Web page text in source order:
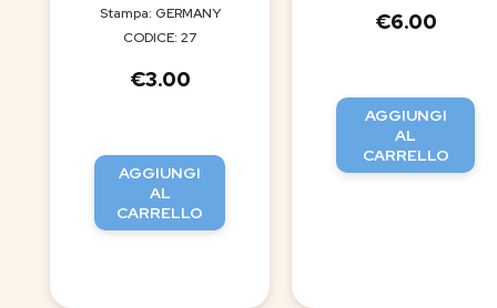
Stampa: GERMANY
CODICE: 27
€3.00
AGGIUNGI
AL
CARRELLO
€6.00
AGGIUNGI
AL
CARRELLO